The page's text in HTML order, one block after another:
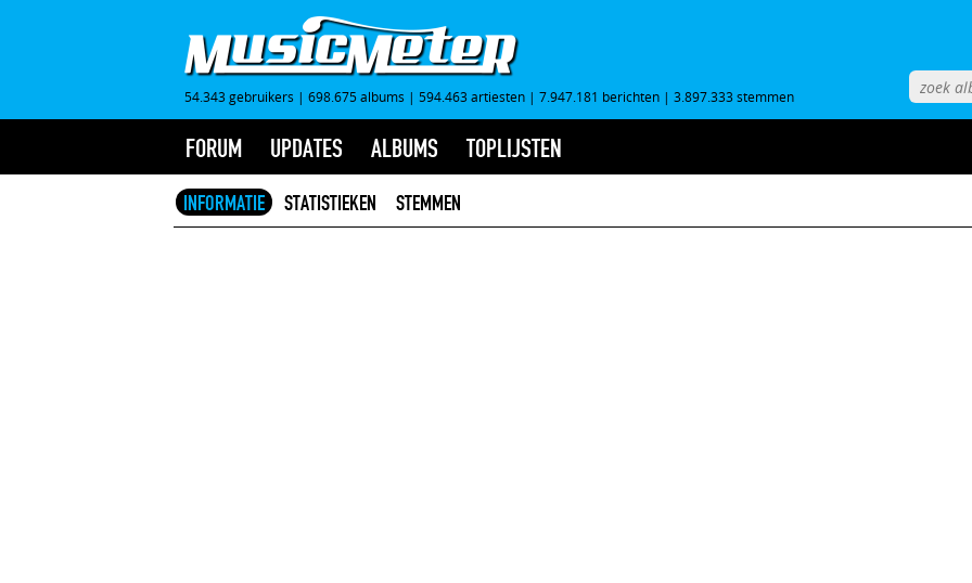
54.343 gebruikers | 698.675 albums | 594.463 artiesten | 7.947.181 berichten | 3.897.333 stemmen
FORUM UPDATES ALBUMS TOPLIJSTEN
INFORMATIE STATISTIEKEN STEMMEN